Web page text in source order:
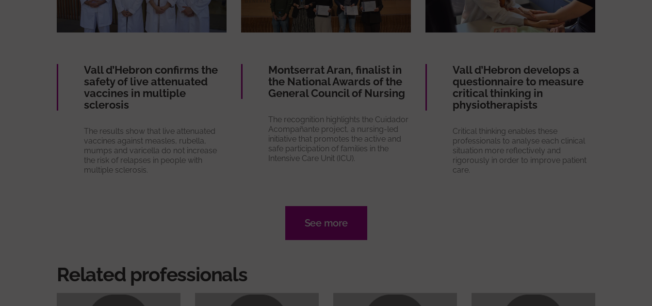
Vall d’Hebron confirms the
safety of live attenuated
vaccines in multiple
sclerosis
The results show that live attenuated
vaccines against measles, rubella,
mumps and varicella do not increase
the risk of relapses in people with
multiple sclerosis.
Montserrat Aran, finalist in
the National Awards of the
General Council of Nursing
The recognition highlights the Cuidador
Acompañante project, a nursing-led
initiative that promotes the active and
safe participation of families in the
Intensive Care Unit (ICU).
Vall d’Hebron develops a
questionnaire to measure
critical thinking in
physiotherapists
Critical thinking enables these
professionals to analyse each clinical
situation more reflectively and
rigorously in order to improve patient
care.
See more
Related professionals